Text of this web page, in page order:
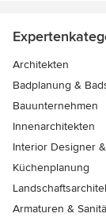
Architekten
Badplanung &
Bauunternehmen
Innenarchitekten
Interior Designer
Küchenplanung
Armaturen &